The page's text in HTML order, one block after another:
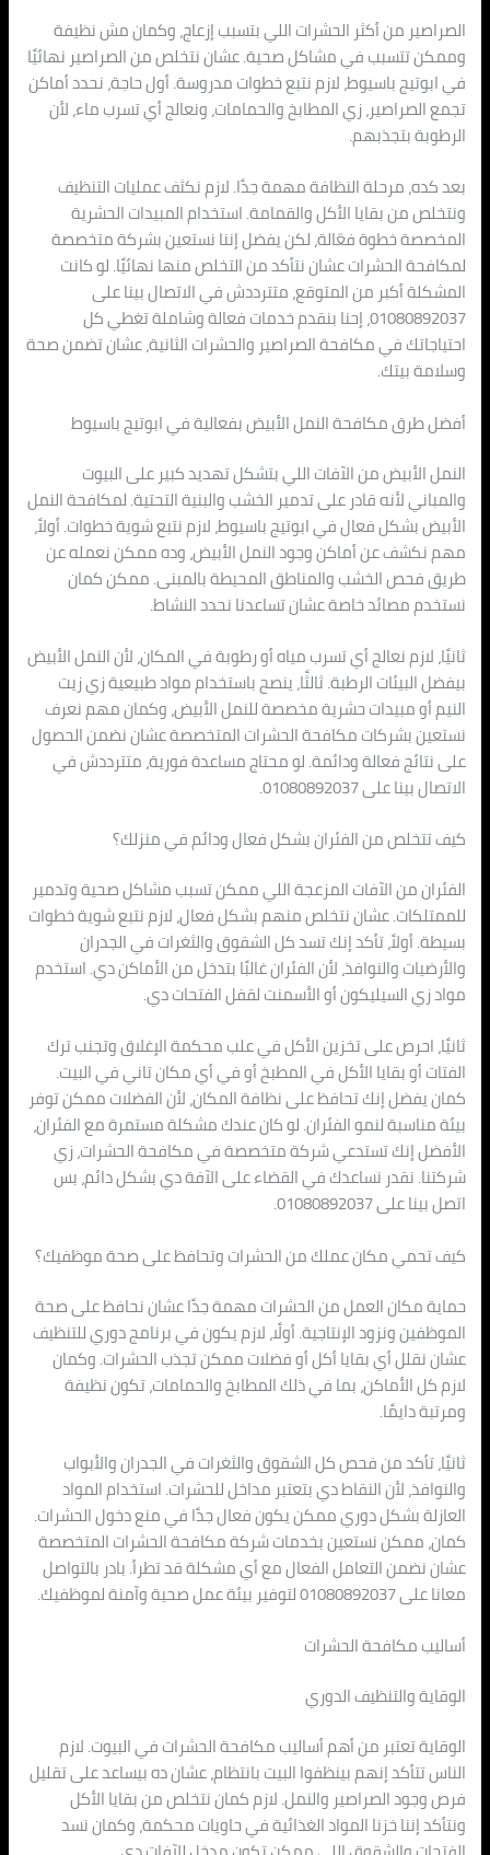
الصراصير من أكثر الحشرات اللي بتسبب إزعاج، وكمان مش نظيفة
وممكن تتسبب في مشاكل صحية. عشان نتخلص من الصراصير نهائيًا
في ابوتيج باسيوط، لازم نتبع خطوات مدروسة. أول حاجة، نحدد أماكن
تجمع الصراصير، زي المطابخ والحمامات، ونعالج أي تسرب ماء، لأن
الرطوبة بتجذبهم.
بعد كده، مرحلة النظافة مهمة جدًا. لازم نكثف عمليات التنظيف
ونتخلص من بقايا الأكل والقمامة. استخدام المبيدات الحشرية
المخصصة خطوة فعّالة، لكن يفضل إننا نستعين بشركة متخصصة
لمكافحة الحشرات عشان نتأكد من التخلص منها نهائيًا. لو كانت
المشكلة أكبر من المتوقع، متترددش في الاتصال بينا على
01080892037، إحنا بنقدم خدمات فعالة وشاملة تغطي كل
احتياجاتك في مكافحة الصراصير والحشرات الثانية، عشان تضمن صحة
وسلامة بيتك.
أفضل طرق مكافحة النمل الأبيض بفعالية في ابوتيج باسيوط
النمل الأبيض من الآفات اللي بتشكل تهديد كبير على البيوت
والمباني لأنه قادر على تدمير الخشب والبنية التحتية. لمكافحة النمل
الأبيض بشكل فعال في ابوتيج باسيوط، لازم نتبع شوية خطوات. أولاً،
مهم نكشف عن أماكن وجود النمل الأبيض، وده ممكن نعمله عن
طريق فحص الخشب والمناطق المحيطة بالمبنى. ممكن كمان
نستخدم مصائد خاصة عشان تساعدنا نحدد النشاط.
ثانيًا، لازم نعالج أي تسرب مياه أو رطوبة في المكان، لأن النمل الأبيض
بيفضل البيئات الرطبة. ثالثًا، ينصح باستخدام مواد طبيعية زي زيت
النيم أو مبيدات حشرية مخصصة للنمل الأبيض، وكمان مهم نعرف
نستعين بشركات مكافحة الحشرات المتخصصة عشان نضمن الحصول
على نتائج فعالة ودائمة. لو محتاج مساعدة فورية، متترددش في
الاتصال بينا على 01080892037.
كيف تتخلص من الفئران بشكل فعال ودائم في منزلك؟
الفئران من الآفات المزعجة اللي ممكن تسبب مشاكل صحية وتدمير
للممتلكات. عشان نتخلص منهم بشكل فعال، لازم نتبع شوية خطوات
بسيطة. أولاً، تأكد إنك تسد كل الشقوق والثغرات في الجدران
والأرضيات والنوافذ، لأن الفئران غالبًا بتدخل من الأماكن دي. استخدم
مواد زي السيليكون أو الأسمنت لقفل الفتحات دي.
ثانيًا، احرص على تخزين الأكل في علب محكمة الإغلاق وتجنب ترك
الفتات أو بقايا الأكل في المطبخ أو في أي مكان تاني في البيت.
كمان يفضل إنك تحافظ على نظافة المكان، لأن الفضلات ممكن توفر
بيئة مناسبة لنمو الفئران. لو كان عندك مشكلة مستمرة مع الفئران،
الأفضل إنك تستدعي شركة متخصصة في مكافحة الحشرات، زي
شركتنا. نقدر نساعدك في القضاء على الآفة دي بشكل دائم، بس
اتصل بينا على 01080892037.
كيف تحمي مكان عملك من الحشرات وتحافظ على صحة موظفيك؟
حماية مكان العمل من الحشرات مهمة جدًا عشان نحافظ على صحة
الموظفين ونزود الإنتاجية. أولًا، لازم يكون في برنامج دوري للتنظيف
عشان نقلل أي بقايا أكل أو فضلات ممكن تجذب الحشرات. وكمان
لازم كل الأماكن، بما في ذلك المطابخ والحمامات، تكون نظيفة
ومرتبة دايمًا.
ثانيًا، تأكد من فحص كل الشقوق والثغرات في الجدران والأبواب
والنوافذ، لأن النقاط دي بتعتبر مداخل للحشرات. استخدام المواد
العازلة بشكل دوري ممكن يكون فعال جدًا في منع دخول الحشرات.
كمان، ممكن نستعين بخدمات شركة مكافحة الحشرات المتخصصة
عشان نضمن التعامل الفعال مع أي مشكلة قد تطرأ. بادر بالتواصل
معانا على 01080892037 لتوفير بيئة عمل صحية وآمنة لموظفيك.
أساليب مكافحة الحشرات
الوقاية والتنظيف الدوري
الوقاية تعتبر من أهم أساليب مكافحة الحشرات في البيوت. لازم
الناس تتأكد إنهم بينظفوا البيت بانتظام، عشان ده بيساعد على تقليل
فرص وجود الصراصير والنمل. لازم كمان نتخلص من بقايا الأكل
ونتأكد إننا خزنا المواد الغذائية في حاويات محكمة، وكمان نسد